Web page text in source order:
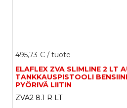
495,73 € / tuote
ELAFLEX ZVA SLIMLINE 2 LT
TANKKAUSPISTOOLI
PYÖRIVÄ LIITIN
ZVA2 8.1 R LT